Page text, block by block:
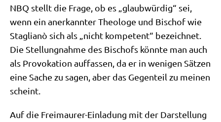
NBQ stellt die Fra­ge, ob es „glaub­wür­dig“ sei,
wenn ein aner­kann­ter Theo­lo­ge und Bischof wie
Sta­glianò sich als „nicht kom­pe­tent“ bezeich­net.
Die Stel­lung­nah­me des Bischofs könn­te man auch
als Pro­vo­ka­ti­on auf­fas­sen, da er in weni­gen Sät­zen
eine Sache zu sagen, aber das Gegen­teil zu mei­nen
scheint.
Auf die Frei­mau­rer-Ein­la­dung mit der Dar­stel­lung